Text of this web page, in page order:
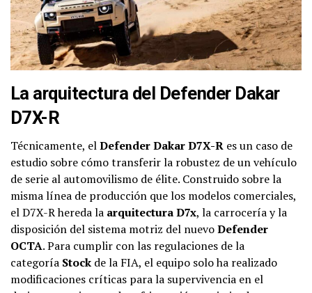
La arquitectura del Defender Dakar
D7X-R
Técnicamente, elDefender Dakar D7X-R es un caso de
estudio sobre cómo transferir la robustez de un vehículo
de serie al automovilismo de élite. Construido sobre la
misma línea de producción que los modelos comerciales,
el D7X-R hereda la arquitectura D7x, la carrocería y la
disposición del sistema motriz del nuevoDefender
OCTA. Para cumplir con las regulaciones de la
categoría Stock de la FIA, el equipo solo ha realizado
modificaciones críticas para la supervivencia en el